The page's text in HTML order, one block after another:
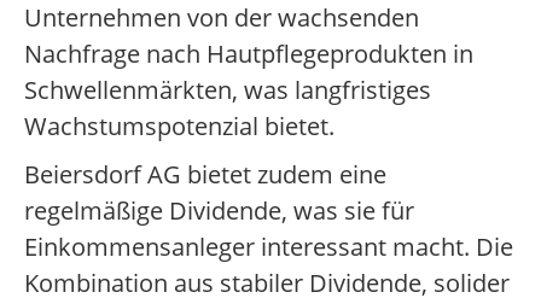
Unternehmen von der wachsenden
Nachfrage nach Hautpflegeprodukten in
Schwellenmärkten, was langfristiges
Wachstumspotenzial bietet.
Beiersdorf AG bietet zudem eine
regelmäßige Dividende, was sie für
Einkommensanleger interessant macht. Die
Kombination aus stabiler Dividende, solider